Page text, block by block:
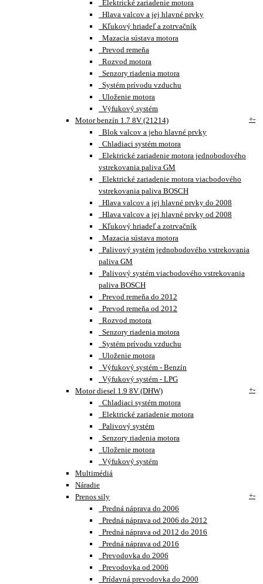
Elektrické zariadenie motora
Hlava valcov a jej hlavné prvky
Kľukový hriadeľ a zotrvačník
Mazacia sústava motora
Prevod remeňa
Rozvod motora
Senzory riadenia motora
Systém prívodu vzduchu
Uloženie motora
Výfukový systém
Motor benzín 1.7 8V (21214)
+-
Blok valcov a jeho hlavné prvky
Chladiaci systém motora
Elektrické zariadenie motora jednobodového
vstrekovania paliva GM
Elektrické zariadenie motora viacbodového
vstrekovania paliva BOSCH
Hlava valcov a jej hlavné prvky do 2008
Hlava valcov a jej hlavné prvky od 2008
Kľukový hriadeľ a zotrvačník
Mazacia sústava motora
Palivový systém jednobodového vstrekovania
paliva GM
Palivový systém viacbodového vstrekovania
paliva BOSCH
Prevod remeňa do 2012
Prevod remeňa od 2012
Rozvod motora
Senzory riadenia motora
Systém prívodu vzduchu
Uloženie motora
Výfukový systém - Benzín
Výfukový systém - LPG
Motor diesel 1.9 8V (DHW)
+-
Chladiaci systém motora
Elektrické zariadenie motora
Palivový systém
Senzory riadenia motora
Uloženie motora
Výfukový systém
Multimédiá
Náradie
Prenos sily
+-
Predná náprava do 2006
Predná náprava od 2006 do 2012
Predná náprava od 2012 do 2016
Predná náprava od 2016
Prevodovka do 2006
Prevodovka od 2006
Prídavná prevodovka do 2000